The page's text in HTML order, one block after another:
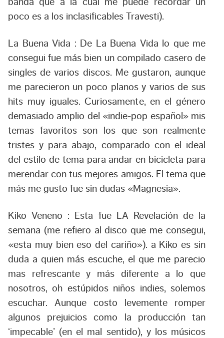
banda que a la cual me puede recordar un
poco es a los inclasificables Travesti).
La Buena Vida : De La Buena Vida lo que me
consegui fue más bien un compilado casero de
singles de varios discos. Me gustaron, aunque
me parecieron un poco planos y varios de sus
hits muy iguales. Curiosamente, en el género
demasiado amplio del «indie-pop español» mis
temas favoritos son los que son realmente
tristes y para abajo, comparado con el ideal
del estilo de tema para andar en bicicleta para
merendar con tus mejores amigos. El tema que
más me gusto fue sin dudas «Magnesia».
Kiko Veneno : Esta fue LA Revelación de la
semana (me refiero al disco que me consegui,
«esta muy bien eso del cariño»). a Kiko es sin
duda a quien más escuche, el que me parecio
mas refrescante y más diferente a lo que
nosotros, oh estúpidos niños indies, solemos
escuchar. Aunque costo levemente romper
algunos prejuicios como la producción tan
‘impecable’ (en el mal sentido), y los músicos